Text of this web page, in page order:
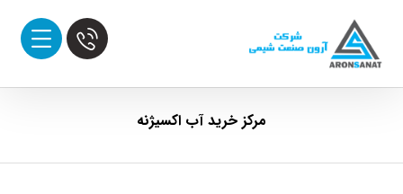
مرکز خرید آب اکسیژنه